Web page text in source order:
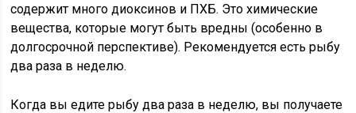
содержит много диоксинов и ПХБ. Это химические
вещества, которые могут быть вредны (особенно в
долгосрочной перспективе). Рекомендуется есть рыбу
два раза в неделю.
Когда вы едите рыбу два раза в неделю, вы получаете